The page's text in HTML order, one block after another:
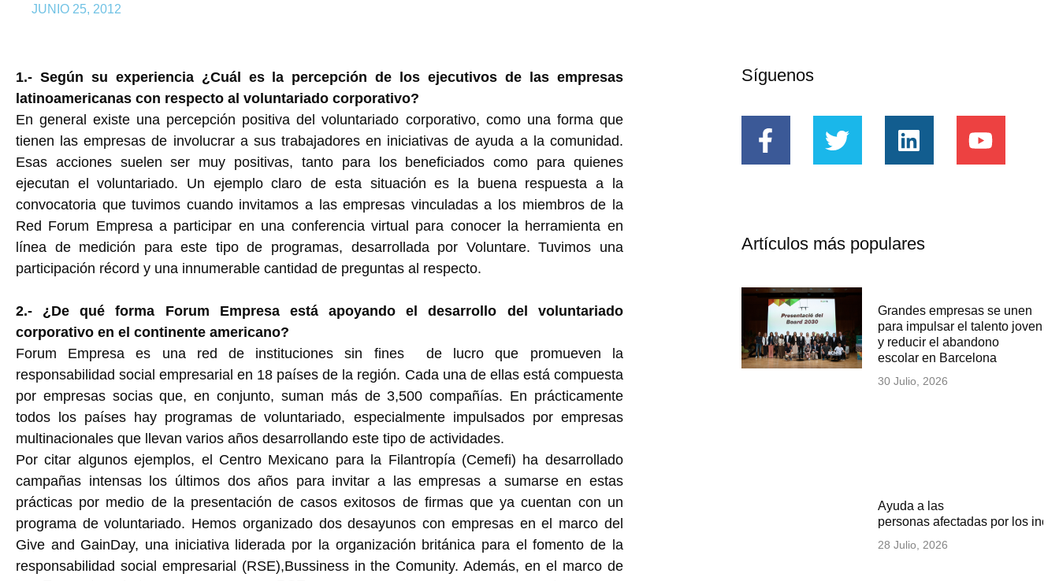
JUNIO 25, 2012
1.- Según su experiencia ¿Cuál es la percepción de los ejecutivos de las empresas
latinoamericanas con respecto al voluntariado corporativo?
En general existe una percepción positiva del voluntariado corporativo, como una forma que
tienen las empresas de involucrar a sus trabajadores en iniciativas de ayuda a la comunidad.
Esas acciones suelen ser muy positivas, tanto para los beneficiados como para quienes
ejecutan el voluntariado. Un ejemplo claro de esta situación es la buena respuesta a la
convocatoria que tuvimos cuando invitamos a las empresas vinculadas a los miembros de la
Red Forum Empresa a participar en una conferencia virtual para conocer la herramienta en
línea de medición para este tipo de programas, desarrollada por Voluntare. Tuvimos una
participación récord y una innumerable cantidad de preguntas al respecto.
2.- ¿De qué forma Forum Empresa está apoyando el desarrollo del voluntariado
corporativo en el continente americano?
Forum Empresa es una red de instituciones sin fines de lucro que promueven la
responsabilidad social empresarial en 18 países de la región. Cada una de ellas está compuesta
por empresas socias que, en conjunto, suman más de 3,500 compañías. En prácticamente
todos los países hay programas de voluntariado, especialmente impulsados por empresas
multinacionales que llevan varios años desarrollando este tipo de actividades.
Por citar algunos ejemplos, el Centro Mexicano para la Filantropía (Cemefi) ha desarrollado
campañas intensas los últimos dos años para invitar a las empresas a sumarse en estas
prácticas por medio de la presentación de casos exitosos de firmas que ya cuentan con un
programa de voluntariado. Hemos organizado dos desayunos con empresas en el marco del
Give and GainDay, una iniciativa liderada por la organización británica para el fomento de la
responsabilidad social empresarial (RSE),Bussiness in the Comunity. Además, en el marco de
Síguenos
Artículos más populares
Grandes empresas se unen
para impulsar el talento joven
y reducir el abandono
escolar en Barcelona
30 Julio, 2026
Ayuda a las
personas afectadas por los
28 Julio, 2026